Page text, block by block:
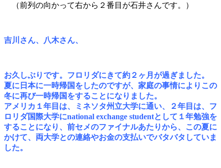
（前列の向かって右から２番目が石井さんです。）
吉川さん、八木さん、
お久しぶりです。フロリダにきて約２ヶ月が過ぎました。
夏に日本に一時帰国をしたのですが、家庭の事情によりこの
冬に再び一時帰国をすることになりました。
アメリカ１年目は、ミネソタ州立大学に通い、２年目は、フ
ロリダ国際大学にnational exchange studentとして１年勉強を
することになり、前セメのファイナルあたりから、この夏に
かけて、両大学との連絡やお金の支払いでバタバタしていま
した。